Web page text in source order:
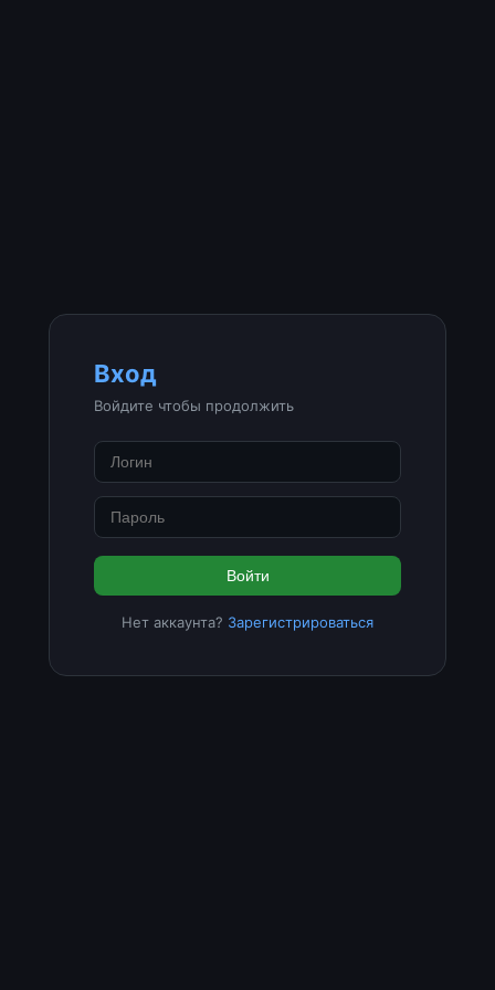
Вход
Войдите чтобы продолжить
Войти
Нет аккаунта? Зарегистрироваться